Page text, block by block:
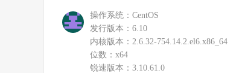
操作系统：CentOS
发行版本：6.10
内核版本：2.6.32-754.14.2.el6.x86_64
位数：x64
锐速版本：3.10.61.0